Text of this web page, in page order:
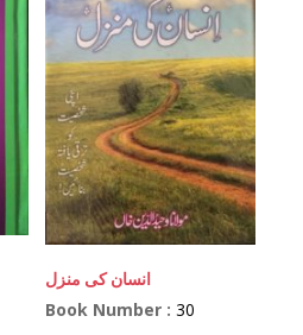
انسان کی منزل
Book Number :30